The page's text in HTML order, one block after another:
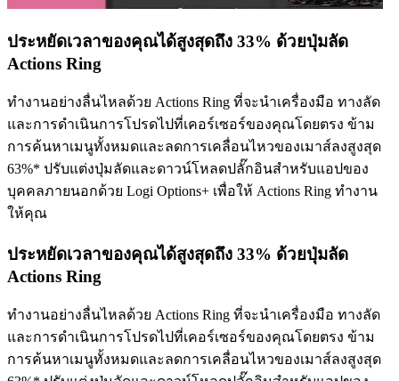
ประหยัดเวลาของคุณได้สูงสุดถึง 33% ด้วยปุ่มลัด
Actions Ring
ทำงานอย่างลื่นไหลด้วย Actions Ring ที่จะนำเครื่องมือ ทางลัด
และการดำเนินการโปรดไปที่เคอร์เซอร์ของคุณโดยตรง ข้าม
การค้นหาเมนูทั้งหมดและลดการเคลื่อนไหวของเมาส์ลงสูงสุด
63%* ปรับแต่งปุ่มลัดและดาวน์โหลดปลั๊กอินสำหรับแอปของ
บุคคลภายนอกด้วย Logi Options+ เพื่อให้ Actions Ring ทำงาน
ให้คุณ
ประหยัดเวลาของคุณได้สูงสุดถึง 33% ด้วยปุ่มลัด
Actions Ring
ทำงานอย่างลื่นไหลด้วย Actions Ring ที่จะนำเครื่องมือ ทางลัด
และการดำเนินการโปรดไปที่เคอร์เซอร์ของคุณโดยตรง ข้าม
การค้นหาเมนูทั้งหมดและลดการเคลื่อนไหวของเมาส์ลงสูงสุด